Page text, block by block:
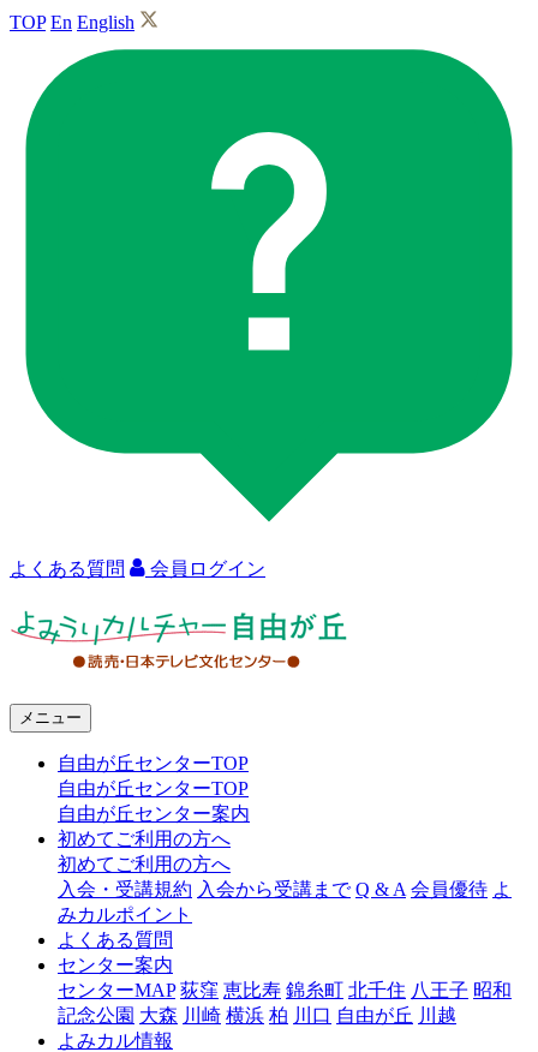
TOP En English
よくある質問 会員ログイン
ャ
由
メニュー
自由が丘センターTOP
自由が丘センターTOP
自由が丘センター案内
初めてご利用の方へ
初めてご利用の方へ
入会・受講規約 入会から受講まで Q & A 会員優待 よ
みカルポイント
よくある質問
センター案内
センターMAP 荻窪 恵比寿 錦糸町 北千住 八王子 昭和
記念公園 大森 川崎 横浜 柏 川口 自由が丘 川越
よみカル情報